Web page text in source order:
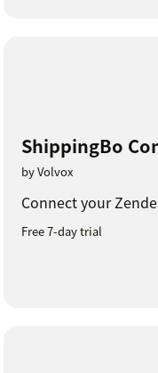
ShippingBo
by Volvox
Connect your
Free 7-day trial